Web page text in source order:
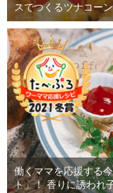
スでつくるツナコー
働くママを応援する
ト」！ 香りに誘われ